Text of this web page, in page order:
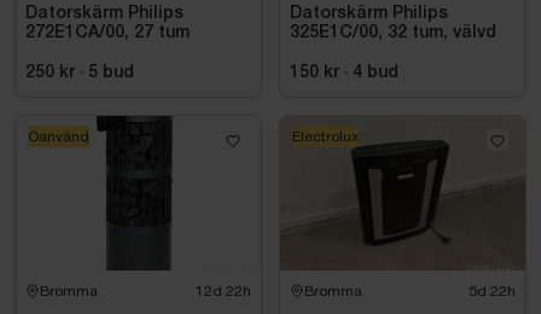
Datorskärm Philips
272E1CA/00, 27 tum
250 kr · 5 bud
Datorskärm Philips
325E1C/00, 32 tum, välvd
150 kr · 4 bud
Bromma 12d 22h
Oanvänd
Bromma 5d 22h
Electrolux